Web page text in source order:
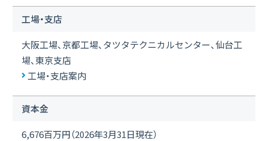
工場・支店
大阪工場、京都工場、タツタテクニカルセンター、仙台工
場、東京支店
工場・支店案内
資本金
6,676百万円（2026年3月31日現在）